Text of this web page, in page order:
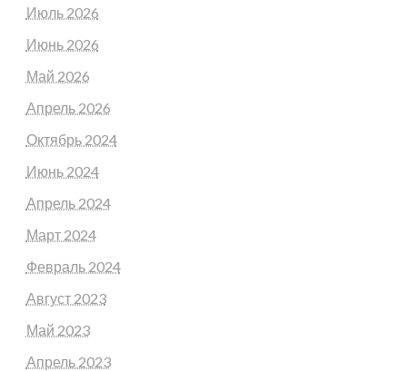
Июль 2026
Июнь 2026
Май 2026
Апрель 2026
Октябрь 2024
Июнь 2024
Апрель 2024
Март 2024
Февраль 2024
Август 2023
Май 2023
Апрель 2023